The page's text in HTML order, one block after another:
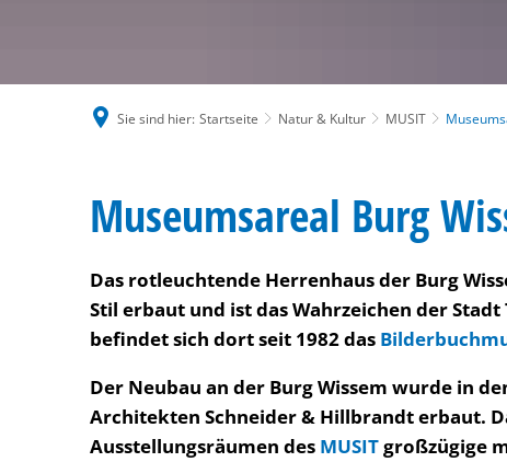
Sie sind hier: Startseite Natur & Kultur MUSIT
Museumsareal Burg
Das rotleuchtende Herrenhaus der Burg
Stil erbaut und ist das Wahrzeichen der
befindet sich dort seit 1982 das
Der Neubau an der Burg Wissem wurde in
Architekten Schneider & Hillbrandt erbaut.
Ausstellungsräumen des MUSITgroßzügige